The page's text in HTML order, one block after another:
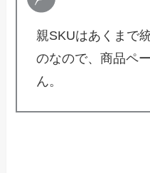
親SKUはあくまで
のなので、商品ペ
ん。